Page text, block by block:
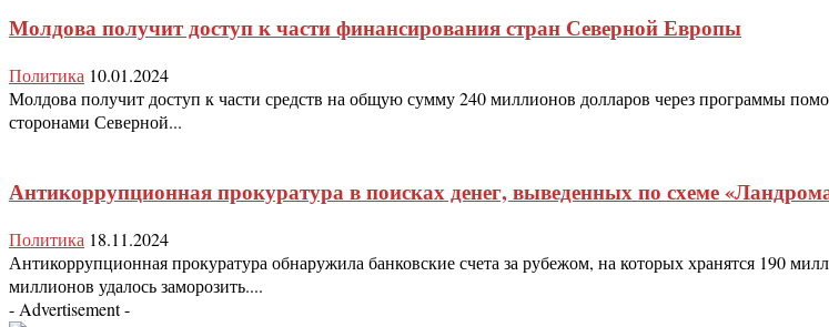
Молдова получит доступ к части финансирования стран Северной Европы
Политика 10.01.2024
Молдова получит доступ к части средств на общую сумму 240 миллионов долларов через программы
сторонами Северной...
Антикоррупционная прокуратура в поисках денег, выведенных по схеме
Политика 18.11.2024
Антикоррупционная прокуратура обнаружила банковские счета за рубежом, на которых хранятся 190
миллионов удалось заморозить....
- Advertisement -